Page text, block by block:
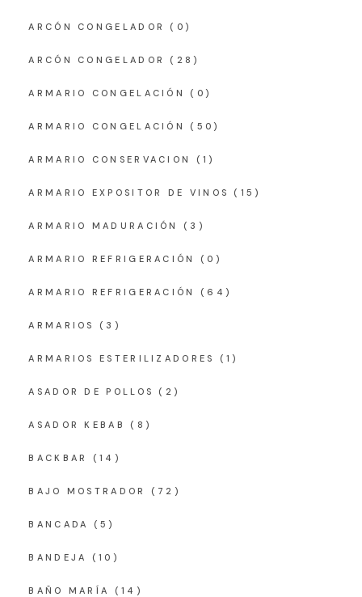
ARCÓN CONGELADOR (0)
ARCÓN CONGELADOR (28)
ARMARIO CONGELACIÓN (0)
ARMARIO CONGELACIÓN (50)
ARMARIO CONSERVACION (1)
ARMARIO EXPOSITOR DE VINOS (15)
ARMARIO MADURACIÓN (3)
ARMARIO REFRIGERACIÓN (0)
ARMARIO REFRIGERACIÓN (64)
ARMARIOS (3)
ARMARIOS ESTERILIZADORES (1)
ASADOR DE POLLOS (2)
ASADOR KEBAB (8)
BACKBAR (14)
BAJO MOSTRADOR (72)
BANCADA (5)
BANDEJA (10)
BAÑO MARÍA (14)